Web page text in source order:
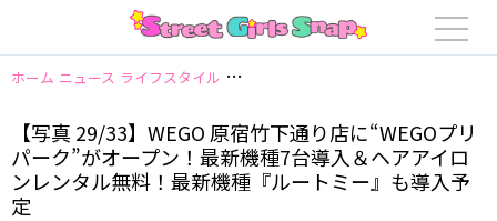
ホーム ニュース ライフスタイル 【写真 29/33】WEGO 原宿竹下通り店に
【写真 29/33】WEGO 原宿竹下通り店に“WEGOプリ
パーク”がオープン！最新機種7台導入＆ヘアアイロ
ンレンタル無料！最新機種『ルートミー』も導入予
定